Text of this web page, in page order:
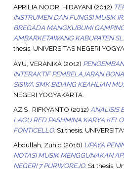
APRILIA NOOR, HIDAYANI (2012)
INSTRUMEN DAN FUNGSI MUSIK
BREGADA MANGKUBUMI
AMBARKETAWANG KABUPATEN
thesis, UNIVERSITAS NEGERI
AYU, VERANIKA(2012)
INTERAKTIF PEMBELAJARAN
SISWA SMK BIDANG KEAHLIAN
NEGERI YOGYAKARTA.
AZIS , RIFKYANTO (2012) ANALISIS
LAGU RED PASHMINA KARYA
FONTICELLO. S1 thesis,
Abdullah, Zuhid(2016) UPAYA
NOTASI MUSIK MENGGUNAKAN
NEGERI 7 PURWOREJO. S1 thesis,